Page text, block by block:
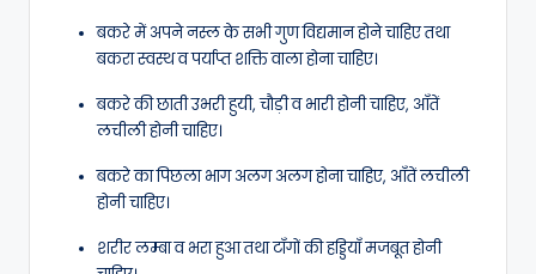
बकरे में अपने नस्ल के सभी गुण विद्यमान होने चाहिए तथा
बकरा स्वस्थ व पर्याप्त शक्ति वाला होना चाहिए।
बकरे की छाती उभरी हुयी, चौड़ी व भारी होनी चाहिए, आँतें
लचीली होनी चाहिए।
बकरे का पिछला भाग अलग अलग होना चाहिए, आँतें लचीली
होनी चाहिए।
शरीर लम्बा व भरा हुआ तथा टाँगों की हड्डियाँ मजबूत होनी